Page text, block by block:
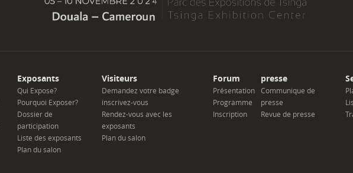
Exposants
Qui Expose?
Pourquoi Exposer?
Dossier de
participation
Liste des exposants
Plan du salon
Visiteurs
Demandez votre badge
inscrivez-vous
Rendez-vous avec les
exposants
Plan du salon
Forum
Présentation
Programme
Inscription
presse
Communique de
presse
Revue de presse